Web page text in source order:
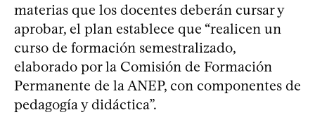
materias que los docentes deberán cursar y
aprobar, el plan establece que “realicen un
curso de formación semestralizado,
elaborado por la Comisión de Formación
Permanente de la ANEP, con componentes de
pedagogía y didáctica”.